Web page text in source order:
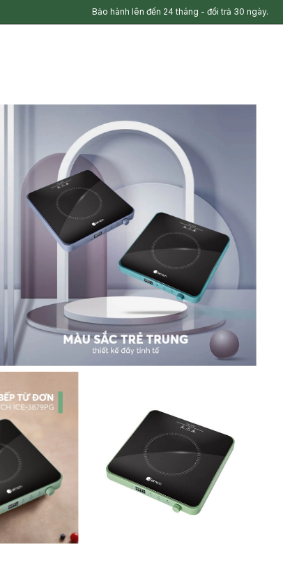
Bảo hành lên đến 24 tháng - đổi trả 30 ngày.